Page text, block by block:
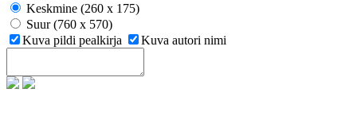
Keskmine (260 x 175)
Suur (760 x 570)
Kuva pildi pealkirja
Kuva autori nimi